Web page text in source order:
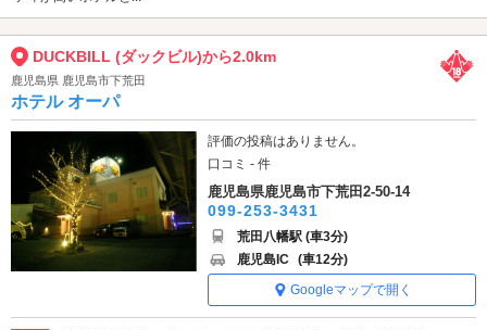
DUCKBILL (ダックビル)から2.0km
鹿児島県 鹿児島市下荒田
ホテル オーパ
評価の投稿はありません。
口コミ - 件
鹿児島県鹿児島市下荒田2-50-14
099-253-3431
荒田八幡駅 (車3分)
鹿児島IC (車12分)
Googleマップで開く